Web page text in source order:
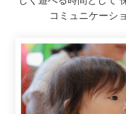
コミュニケーシ